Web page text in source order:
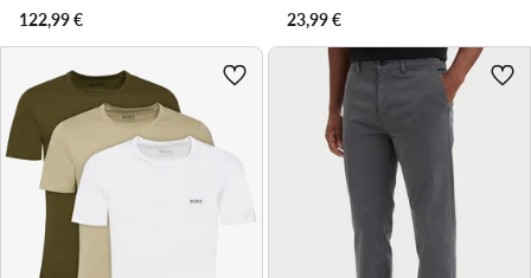
122,99€
23,99€